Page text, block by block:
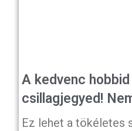
A kedvenc
csillagjegyed!
Ez lehet a tökéletes